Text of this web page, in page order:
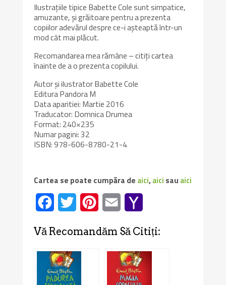
Ilustrațiile tipice Babette Cole sunt simpatice,
amuzante, și grăitoare pentru a prezenta
copiilor adevărul despre ce-i așteaptă într-un
mod cât mai plăcut.
Recomandarea mea rămâne – citiți cartea
înainte de a o prezenta copilului.
Autor și ilustrator Babette Cole
Editura Pandora M
Data aparitiei: Martie 2016
Traducator: Domnica Drumea
Format: 240×235
Numar pagini: 32
ISBN: 978-606-8780-21-4
Cartea se poate cumpăra de aici,aici sau aici
Facebook
Twitter PinterestEmail
Vă Recomandăm Să Citiți: